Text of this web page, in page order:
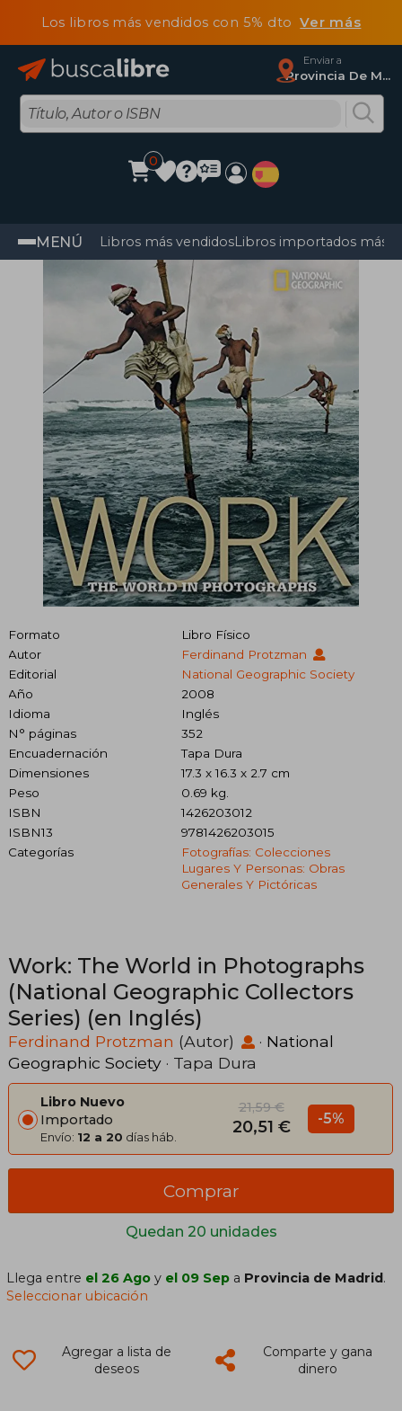
Los libros más vendidos con 5% dtoVer más
Enviar a
Provincia De Madrid
0
MENÚ Libros más vendidosLibros importados más
Formato
Libro Físico
Autor
Ferdinand Protzman
Editorial
National Geographic Society
Año
2008
Idioma
Inglés
N° páginas
352
Encuadernación
Tapa Dura
Dimensiones
17.3 x 16.3 x 2.7 cm
Peso
0.69 kg.
ISBN
1426203012
ISBN13
9781426203015
Categorías
Fotografías: Colecciones
Lugares Y Personas: Obras
Generales Y Pictóricas
Work: The World in Photographs
(National Geographic Collectors
Series) (en Inglés)
Ferdinand Protzman (Autor) · National
Geographic Society · Tapa Dura
Libro Nuevo
Importado
Envío: 12 a 20 días háb.
21,59 €
20,51 € -5%
Quedan 20 unidades
Comprar
Llega entre el 26 Ago y el 09 Sep a Provincia de Madrid.
Seleccionar ubicación
Agregar a lista de
deseos
Comparte y gana
dinero